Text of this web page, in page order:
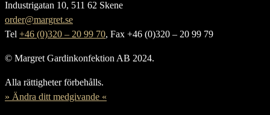
Industrigatan 10, 511 62 Skene
order@margret.se
Tel +46 (0)320 – 20 99 70, Fax +46 (0)320 – 20 99 79
© Margret Gardinkonfektion AB 2024.
Alla rättigheter förbehålls.
» Ändra ditt medgivande «